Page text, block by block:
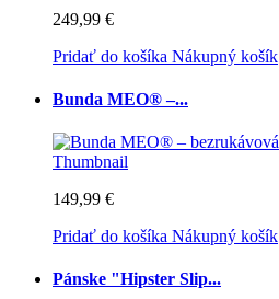
249,99 €
Pridať do košíka Nákupný košík
Bunda MEO® –...
149,99 €
Pridať do košíka Nákupný košík
Pánske "Hipster Slip...